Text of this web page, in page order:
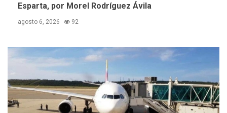
Esparta, por Morel Rodríguez Ávila
agosto 6, 2026 92